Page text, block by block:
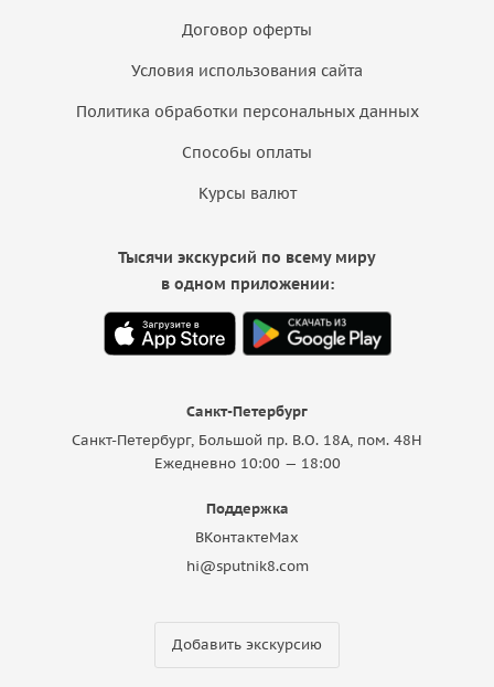
Договор оферты
Условия использования сайта
Политика обработки персональных данных
Способы оплаты
Курсы валют
Санкт-Петербург
Санкт-Петербург, Большой пр. В.О. 18A, пом. 48Н
Ежедневно 10:00 — 18:00
Поддержка
ВКонтактеMax
hi@sputnik8.com
Добавить экскурсию
Тысячи экскурсий по всему миру
в одном приложении: